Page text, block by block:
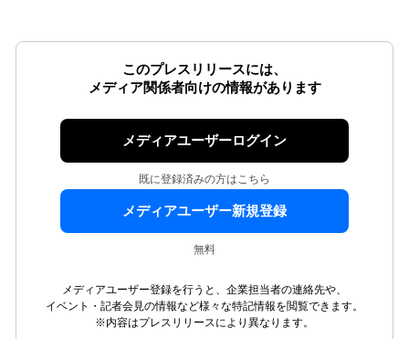
このプレスリリースには、
メディア関係者向けの情報があります
メディアユーザーログイン
既に登録済みの方はこちら
メディアユーザー新規登録
無料
メディアユーザー登録を行うと、企業担当者の連絡先や、
イベント・記者会見の情報など様々な特記情報を閲覧できます。
※内容はプレスリリースにより異なります。